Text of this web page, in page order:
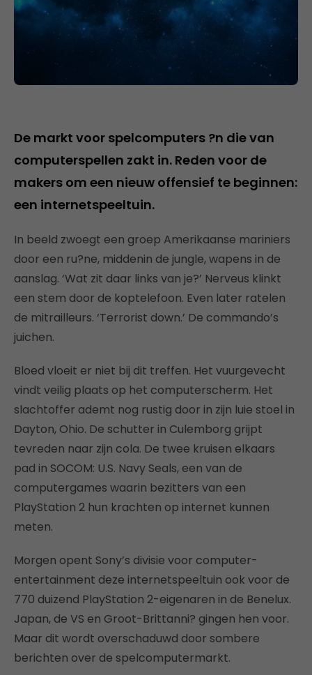
De markt voor spelcomputers ?n die van
computerspellen zakt in. Reden voor de
makers om een nieuw offensief te beginnen:
een internetspeeltuin.
In beeld zwoegt een groep Amerikaanse mariniers
door een ru?ne, middenin de jungle, wapens in de
aanslag. ‘Wat zit daar links van je?’ Nerveus klinkt
een stem door de koptelefoon. Even later ratelen
de mitrailleurs. ‘Terrorist down.’ De commando’s
juichen.
Bloed vloeit er niet bij dit treffen. Het vuurgevecht
vindt veilig plaats op het computerscherm. Het
slachtoffer ademt nog rustig door in zijn luie stoel in
Dayton, Ohio. De schutter in Culemborg grijpt
tevreden naar zijn cola. De twee kruisen elkaars
pad in SOCOM: U.S. Navy Seals, een van de
computergames waarin bezitters van een
PlayStation 2 hun krachten op internet kunnen
meten.
Morgen opent Sony’s divisie voor computer-
entertainment deze internetspeeltuin ook voor de
770 duizend PlayStation 2-eigenaren in de Benelux.
Japan, de VS en Groot-Brittanni? gingen hen voor.
Maar dit wordt overschaduwd door sombere
berichten over de spelcomputermarkt.